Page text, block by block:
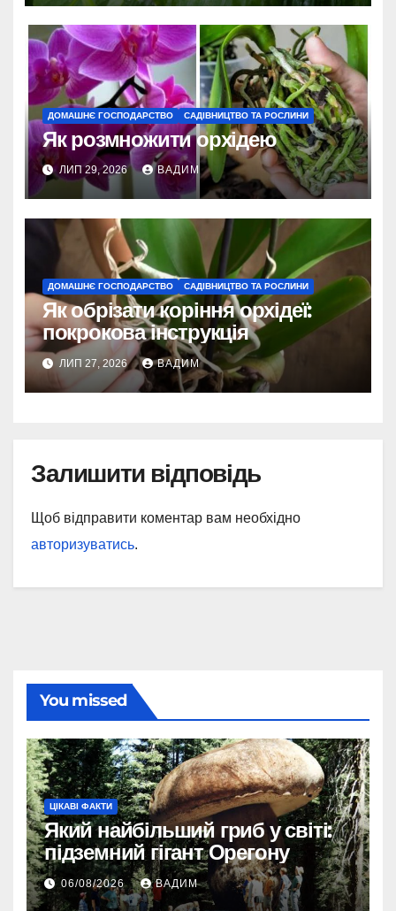
ДОМАШНЄ ГОСПОДАРСТВО САДІВНИЦТВО ТА РОСЛИНИ
Як розмножити орхідею
ЛИП 29, 2026 ВАДИМ
ДОМАШНЄ ГОСПОДАРСТВО САДІВНИЦТВО ТА РОСЛИНИ
Як обрізати коріння орхідеї:
покрокова інструкція
ЛИП 27, 2026 ВАДИМ
Залишити відповідь
Щоб відправити коментар вам необхідно
авторизуватись.
You missed
ЦІКАВІ ФАКТИ
Який найбільший гриб у світі:
підземний гігант Орегону
06/08/2026 ВАДИМ